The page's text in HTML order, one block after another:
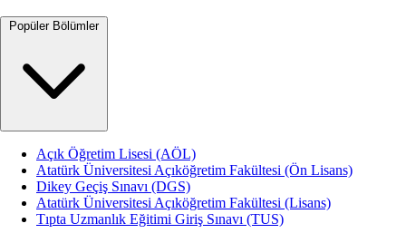
Popüler Bölümler
Açık Öğretim Lisesi (AÖL)
Atatürk Üniversitesi Açıköğretim Fakültesi (Ön Lisans)
Dikey Geçiş Sınavı (DGS)
Atatürk Üniversitesi Açıköğretim Fakültesi (Lisans)
Tıpta Uzmanlık Eğitimi Giriş Sınavı (TUS)